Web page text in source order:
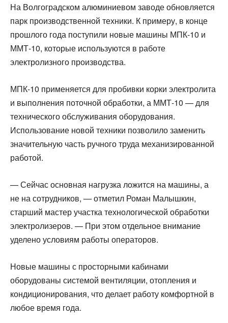
На Волгоградском алюминиевом заводе обновляется
парк производственной техники. К примеру, в конце
прошлого года поступили новые машины МПК-10 и
ММТ-10, которые используются в работе
электролизного производства.
МПК-10 применяется для пробивки корки электролита
и выполнения поточной обработки, а ММТ-10 — для
технического обслуживания оборудования.
Использование новой техники позволило заменить
значительную часть ручного труда механизированной
работой.
— Сейчас основная нагрузка ложится на машины, а
не на сотрудников, — отметил Роман Малышкин,
старший мастер участка технологической обработки
электролизеров. — При этом отдельное внимание
уделено условиям работы операторов.
Новые машины с просторными кабинами
оборудованы системой вентиляции, отопления и
кондиционирования, что делает работу комфортной в
любое время года.